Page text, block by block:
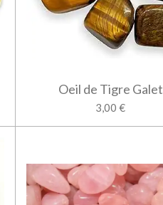
Oeil de Tigre Galet
3,00 €